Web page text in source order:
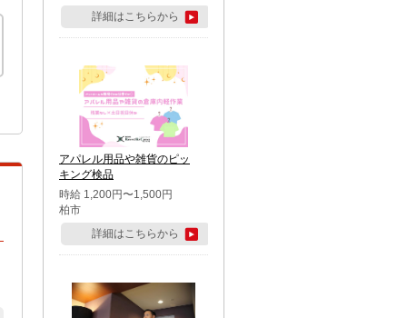
詳細はこちらから
アパレル用品や雑貨のピッ
キング検品
時給 1,200円〜1,500円
柏市
詳細はこちらから